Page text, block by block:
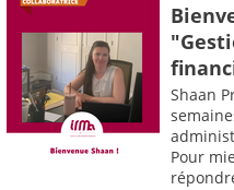
Shaan
Pour